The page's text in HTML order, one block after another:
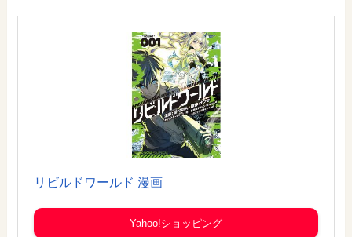
リビルドワールド 漫画
Yahoo!ショッピング